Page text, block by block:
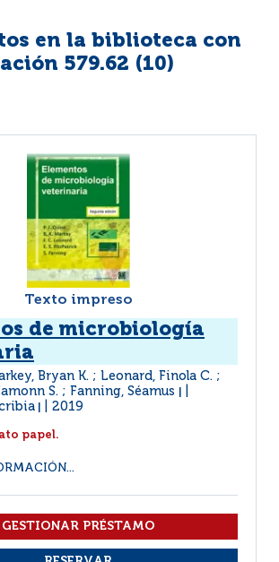
en la biblioteca con
579.62 (10)
Texto impreso
de microbiología
Bryan K. ; Leonard, Finola C. ;
S. ; Fanning, Séamus
2019
papel.